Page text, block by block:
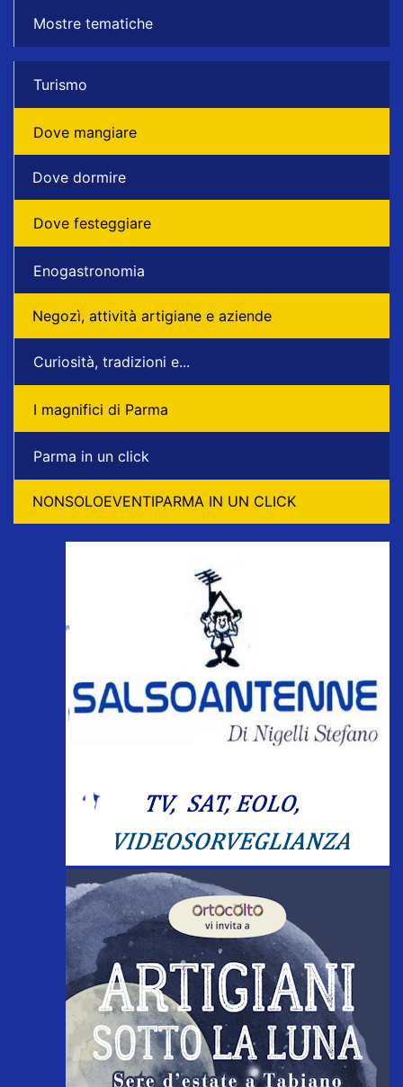
Mostre tematiche
Turismo
Dove mangiare
Dove dormire
Dove festeggiare
Enogastronomia
Negozì, attività artigiane e aziende
Curiosità, tradizioni e...
I magnifici di Parma
Parma in un click
NONSOLOEVENTIPARMA IN UN CLICK